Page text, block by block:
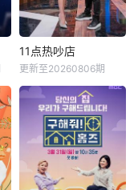
11点热吵店
更新至20260806期